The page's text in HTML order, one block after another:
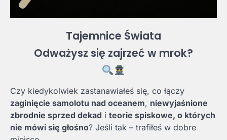
Tajemnice Świata
Odważysz się zajrzeć w mrok?
Czy kiedykolwiek zastanawiałeś się, co łączy
zaginięcie samolotu nad oceanem, niewyjaśnione
zbrodnie sprzed dekad i teorie spiskowe, o których
nie mówi się głośno? Jeśli tak – trafiłeś w dobre